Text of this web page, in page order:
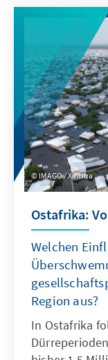
bereits zu
IMAGO / Xinhua
Ostafrika:
Welchen
Region aus?
In Ostafrika